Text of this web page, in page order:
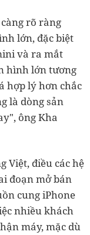
rõ ràng
lớn, đặc biệt
và ra mắt
hình lớn tương
hợp lý hơn chắc
là dòng sản
ông Kha
Việt, điều các hệ
đoạn mở bán
cung iPhone
nhiều khách
máy, mặc dù